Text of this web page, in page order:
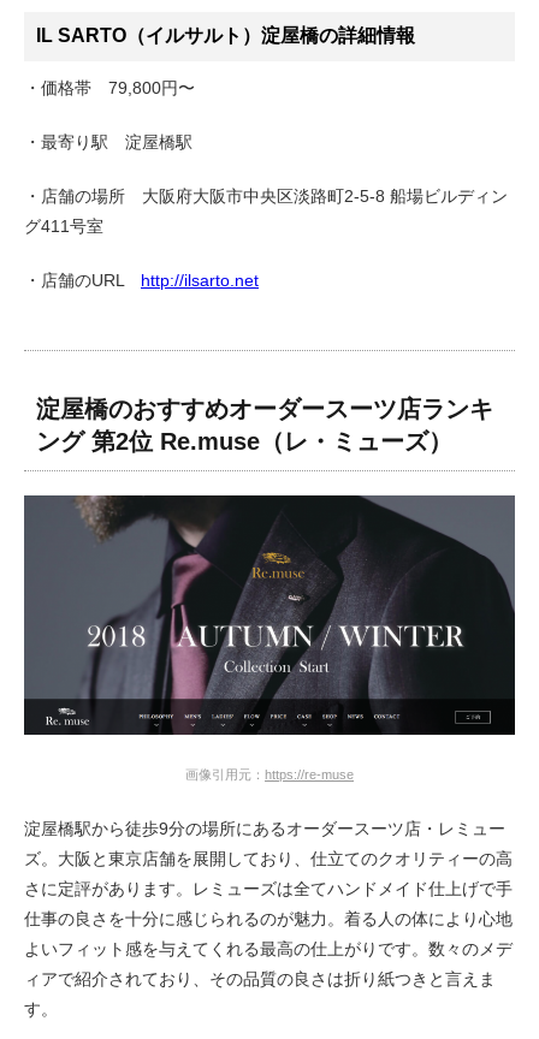
IL SARTO（イルサルト）淀屋橋の詳細情報
・価格帯 79,800円〜
・最寄り駅 淀屋橋駅
・店舗の場所 大阪府大阪市中央区淡路町2-5-8 船場ビルディン
グ411号室
・店舗のURL http://ilsarto.net
淀屋橋のおすすめオーダースーツ店ランキ
ング 第2位 Re.muse（レ・ミューズ）
画像引用元： https://re-muse
淀屋橋駅から徒歩9分の場所にあるオーダースーツ店・レミュー
ズ。大阪と東京店舗を展開しており、仕立てのクオリティーの高
さに定評があります。レミューズは全てハンドメイド仕上げで手
仕事の良さを十分に感じられるのが魅力。着る人の体により心地
よいフィット感を与えてくれる最高の仕上がりです。数々のメデ
ィアで紹介されており、その品質の良さは折り紙つきと言えま
す。